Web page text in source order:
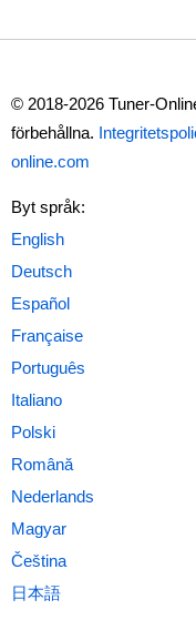
© 2018-2026 Tuner-
förbehållna.
online.com
Byt språk: